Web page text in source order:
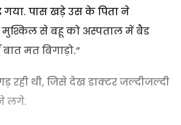
पास खड़े उस के पिता ने
मुश्किल से बहू को अस्पताल में बैड
मत बिगाड़ो.”
रही थी, जिसे देख डाक्टर जल्दीजल्दी
लगे.